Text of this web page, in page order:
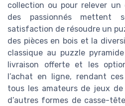
collection ou pour relever un
des passionnés mettent
satisfaction de résoudre un
des pièces en bois et la
classique au puzzle
livraison offerte et les
l’achat en ligne, rendant
tous les amateurs de jeux
d’autres formes de casse-